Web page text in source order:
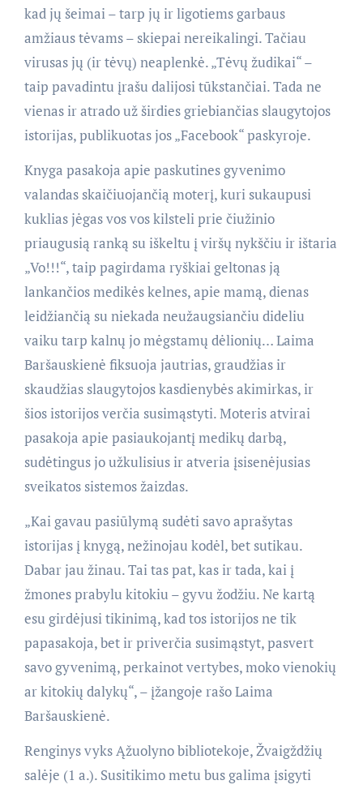
kad jų šeimai – tarp jų ir ligotiems garbaus
amžiaus tėvams – skiepai nereikalingi. Tačiau
virusas jų (ir tėvų) neaplenkė. „Tėvų žudikai“ –
taip pavadintu įrašu dalijosi tūkstančiai. Tada ne
vienas ir atrado už širdies griebiančias slaugytojos
istorijas, publikuotas jos „Facebook“ paskyroje.
Knyga pasakoja apie paskutines gyvenimo
valandas skaičiuojančią moterį, kuri sukaupusi
kuklias jėgas vos vos kilsteli prie čiužinio
priaugusią ranką su iškeltu į viršų nykščiu ir ištaria
„Vo!!!“, taip pagirdama ryškiai geltonas ją
lankančios medikės kelnes, apie mamą, dienas
leidžiančią su niekada neužaugsiančiu dideliu
vaiku tarp kalnų jo mėgstamų dėlionių… Laima
Baršauskienė fiksuoja jautrias, graudžias ir
skaudžias slaugytojos kasdienybės akimirkas, ir
šios istorijos verčia susimąstyti. Moteris atvirai
pasakoja apie pasiaukojantį medikų darbą,
sudėtingus jo užkulisius ir atveria įsisenėjusias
sveikatos sistemos žaizdas.
„Kai gavau pasiūlymą sudėti savo aprašytas
istorijas į knygą, nežinojau kodėl, bet sutikau.
Dabar jau žinau. Tai tas pat, kas ir tada, kai į
žmones prabylu kitokiu – gyvu žodžiu. Ne kartą
esu girdėjusi tikinimą, kad tos istorijos ne tik
papasakoja, bet ir priverčia susimąstyt, pasvert
savo gyvenimą, perkainot vertybes, moko vienokių
ar kitokių dalykų“, – įžangoje rašo Laima
Baršauskienė.
Renginys vyks Ąžuolyno bibliotekoje, Žvaigždžių
salėje (1 a.). Susitikimo metu bus galima įsigyti